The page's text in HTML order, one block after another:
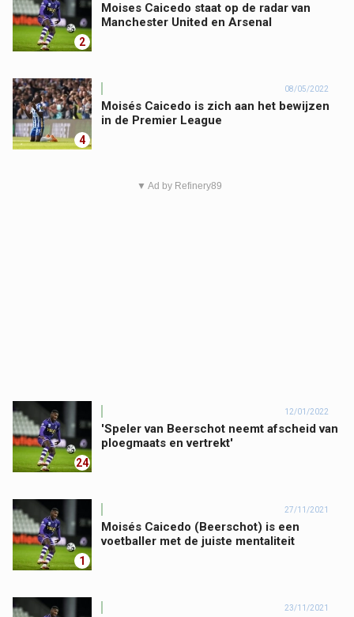
2
Moises Caicedo staat op de radar van
Manchester United en Arsenal
4
08/05/2022
Moisés Caicedo is zich aan het bewijzen
in de Premier League
▼ Ad by Refinery89
24
12/01/2022
'Speler van Beerschot neemt afscheid van
ploegmaats en vertrekt'
1
27/11/2021
Moisés Caicedo (Beerschot) is een
voetballer met de juiste mentaliteit
23/11/2021